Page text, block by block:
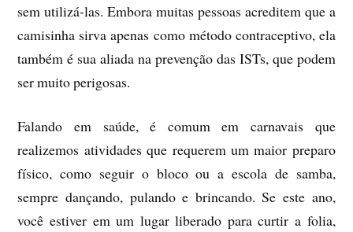
sem utilizá-las. Embora muitas pessoas acreditem que a
camisinha sirva apenas como método contraceptivo, ela
também é sua aliada na prevenção das ISTs, que podem
ser muito perigosas.
Falando em saúde, é comum em carnavais que
realizemos atividades que requerem um maior preparo
físico, como seguir o bloco ou a escola de samba,
sempre dançando, pulando e brincando. Se este ano,
você estiver em um lugar liberado para curtir a folia,